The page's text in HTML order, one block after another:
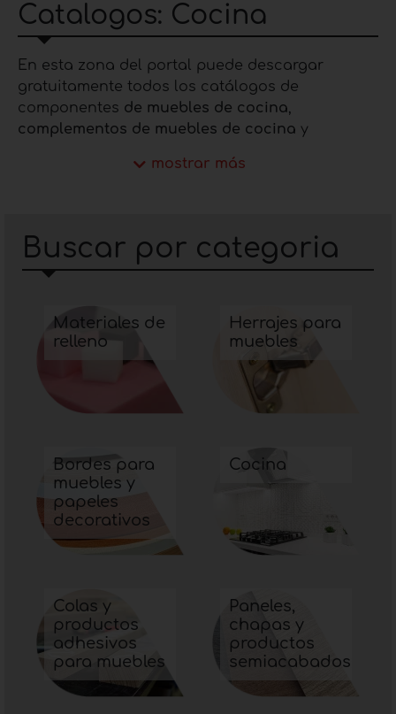
Catalogos: Cocina
En esta zona del portal puede descargar
gratuitamente todos los catálogos de
componentes de muebles de cocina,
complementos de muebles de cocina y
nuestro portal hay muchos fabricantes que se
interesado en alguno de los productos de
nuestro portal? Descargue los catálogos de
componentes de muebles de cocina
encimeras de cocina y mucho más en esta
página y consúltelos cómodamente en su
mostrar más
Buscar por categoria
Materiales de
relleno
Herrajes para
muebles
Bordes para
muebles y
papeles
decorativos
Cocina
Colas y
productos
adhesivos
para muebles
Paneles,
chapas y
productos
semiacabados